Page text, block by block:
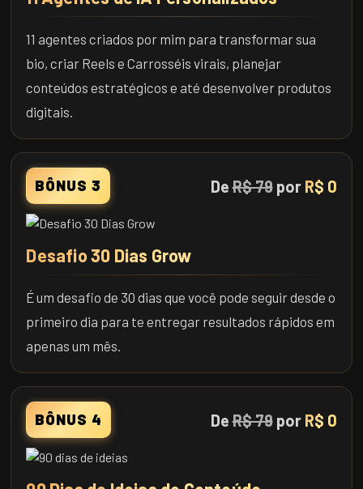
11 agentes criados por mim para transformar sua
bio, criar Reels e Carrosséis virais, planejar
conteúdos estratégicos e até desenvolver produtos
digitais.
BÔNUS 3 DeR$ 79por R$ 0
Desafio 30 Dias Grow
É um desafio de 30 dias que você pode seguir desde o
primeiro dia para te entregar resultados rápidos em
apenas um mês.
BÔNUS 4 DeR$ 79por R$ 0